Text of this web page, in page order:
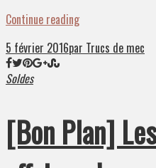
Continue reading
5 février 2016par Trucs de mec
Soldes
[Bon Plan]